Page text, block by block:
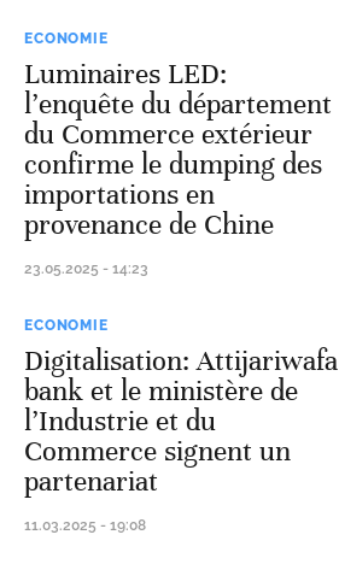
ECONOMIE
Luminaires LED:
l’enquête du département
du Commerce extérieur
confirme le dumping des
importations en
provenance de Chine
23.05.2025 - 14:23
ECONOMIE
Digitalisation: Attijariwafa
bank et le ministère de
l’Industrie et du
Commerce signent un
partenariat
11.03.2025 - 19:08